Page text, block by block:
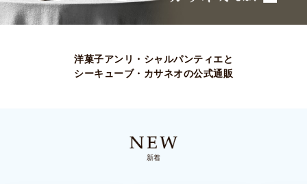
洋菓子アンリ・シャルパンティエと
シーキューブ・カサネオの公式通販
新着